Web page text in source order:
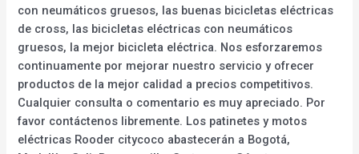
con neumáticos gruesos, las buenas bicicletas eléctricas
de cross, las bicicletas eléctricas con neumáticos
gruesos, la mejor bicicleta eléctrica. Nos esforzaremos
continuamente por mejorar nuestro servicio y ofrecer
productos de la mejor calidad a precios competitivos.
Cualquier consulta o comentario es muy apreciado. Por
favor contáctenos libremente. Los patinetes y motos
eléctricas Rooder citycoco abastecerán a Bogotá,